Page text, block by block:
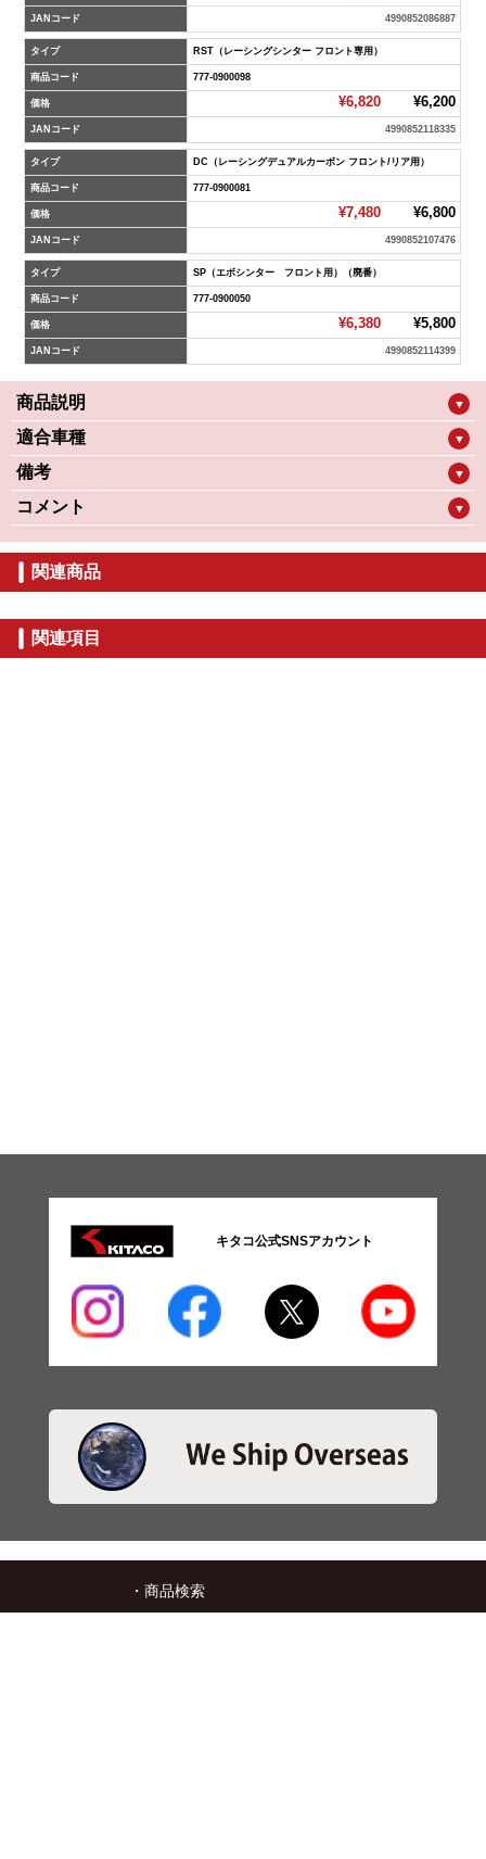
JANコード 4990852086887
タイプ RST（レーシングシンター フロント専用）
商品コード 777-0900098
価格 ¥6,820¥6,200
JANコード 4990852118335
タイプ DC（レーシングデュアルカーボン フロント/リア用）
商品コード 777-0900081
価格 ¥7,480¥6,800
JANコード 4990852107476
タイプ SP（エボシンター フロント用）（廃番）
商品コード 777-0900050
価格 ¥6,380¥5,800
JANコード 4990852114399
商品説明 ▼
適合車種 ▼
備考 ▼
コメント ▼
関連商品
関連項目
キタコ公式SNSアカウント
・商品検索